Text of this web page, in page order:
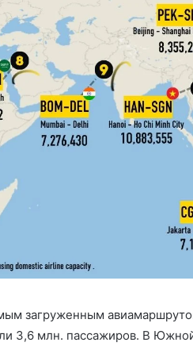
загруженным
3,6 млн. пассажиров. В